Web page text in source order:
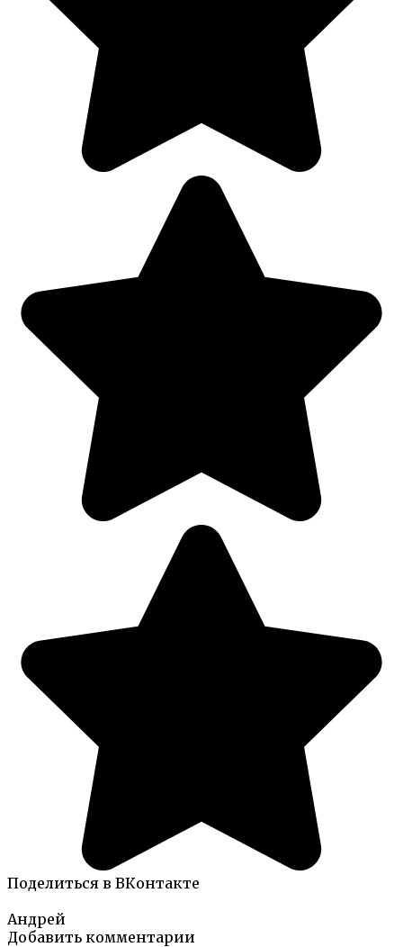
Поделиться в ВКонтакте
Андрей
Добавить комментарии